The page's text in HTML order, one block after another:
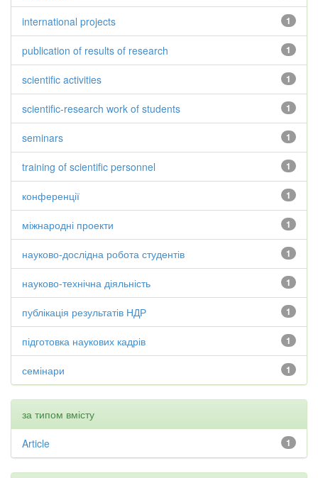
1
international projects
1
publication of results of research
1
scientific activities
1
scientific-research work of students
1
seminars
1
training of scientific personnel
1
конференції
1
міжнародні проекти
1
науково-дослідна робота студентів
1
науково-технічна діяльність
1
публікація результатів НДР
1
підготовка наукових кадрів
1
семінари
за типом вмісту
1
Article